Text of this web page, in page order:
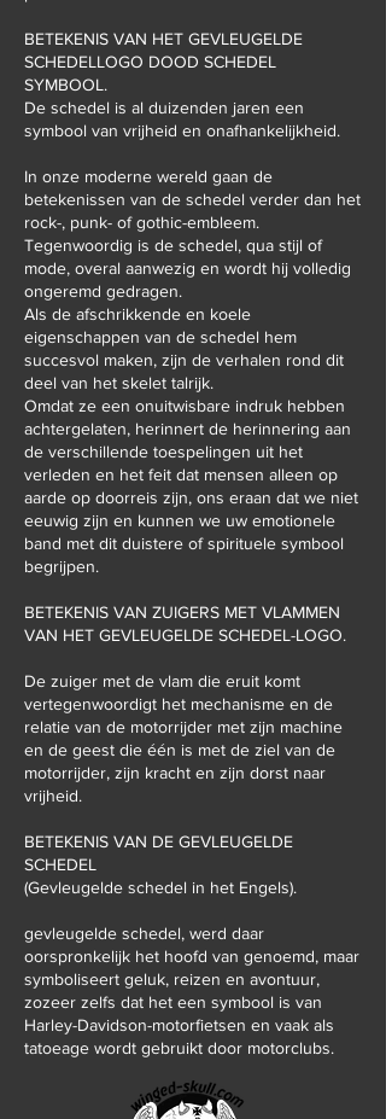
BETEKENIS VAN HET GEVLEUGELDE
SCHEDELLOGO DOOD SCHEDEL
SYMBOOL.
De schedel is al duizenden jaren een
symbool van vrijheid en onafhankelijkheid.
In onze moderne wereld gaan de
betekenissen van de schedel verder dan het
rock-, punk- of gothic-embleem.
Tegenwoordig is de schedel, qua stijl of
mode, overal aanwezig en wordt hij volledig
ongeremd gedragen.
Als de afschrikkende en koele
eigenschappen van de schedel hem
succesvol maken, zijn de verhalen rond dit
deel van het skelet talrijk.
Omdat ze een onuitwisbare indruk hebben
achtergelaten, herinnert de herinnering aan
de verschillende toespelingen uit het
verleden en het feit dat mensen alleen op
aarde op doorreis zijn, ons eraan dat we niet
eeuwig zijn en kunnen we uw emotionele
band met dit duistere of spirituele symbool
begrijpen.
BETEKENIS VAN ZUIGERS MET VLAMMEN
VAN HET GEVLEUGELDE SCHEDEL-LOGO.
De zuiger met de vlam die eruit komt
vertegenwoordigt het mechanisme en de
relatie van de motorrijder met zijn machine
en de geest die één is met de ziel van de
motorrijder, zijn kracht en zijn dorst naar
vrijheid.
BETEKENIS VAN DE GEVLEUGELDE
SCHEDEL
(Gevleugelde schedel in het Engels).
gevleugelde schedel, werd daar
oorspronkelijk het hoofd van genoemd, maar
symboliseert geluk, reizen en avontuur,
zozeer zelfs dat het een symbool is van
Harley-Davidson-motorfietsen en vaak als
tatoeage wordt gebruikt door motorclubs.